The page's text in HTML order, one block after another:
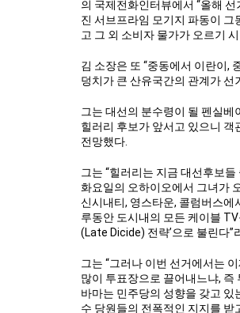
의 국제전화인터뷰에서 “올해
진 서브프라임 모기지 파동이 그
고 그 외 소비자 물가가 오르기
김 소장은 또 “중동에서 이란이,
덩치가 큰 산유국간의 관계가 선
그는 대선의 분수령이 될 펜실베
힐러리 후보가 앞서고 있으니
전망했다.
그는 “힐러리는 지금 대선후보
화요일의 오하이오에서 그녀가
신시내티, 영스타운, 콜럼버스
루동안 도시내의 모든 케이블
(Late Dicide) 전략’으로 불린다
그는 “그러나 이번 선거에서는
많이 투표장으로 끌어내느냐, 즉
바마는 민주당의 성향을 갖고
수 당원들의 전폭적인 지지를 받